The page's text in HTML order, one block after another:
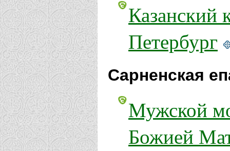
Казанский
Петербург
Сарненская
Мужской
Божией